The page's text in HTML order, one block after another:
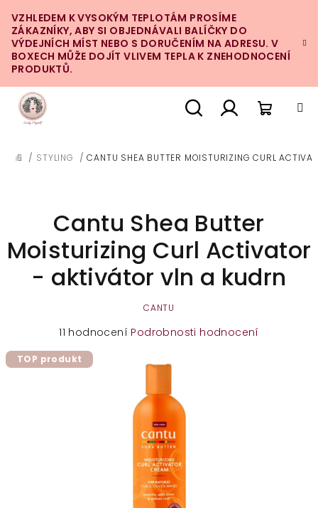
na
obsah
VZHLEDEM K VYSOKÝM TEPLOTÁM PROSÍME
ZÁKAZNÍKY, ABY SI OBJEDNÁVALI BALÍČKY DO
VÝDEJNÍCH MÍST NEBO S DORUČENÍM NA ADRESU. V
BOXECH MŮŽE DOJÍT VLIVEM TEPLA K ZNEHODNOCENÍ
PRODUKTŮ.
DOMŮ
/ STYLING / CANTU SHEA BUTTER MOISTURIZING CURL
Cantu Shea Butter
Moisturizing Curl Activator
- aktivátor vln a kudrn
CANTU
Průměrné
produktu
11 hodnocení Podrobnosti hodnocení
TOP produkt